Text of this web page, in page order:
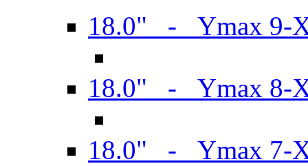
18.0" - Ymax 9-
18.0" - Ymax 8-
18.0" - Ymax 7-